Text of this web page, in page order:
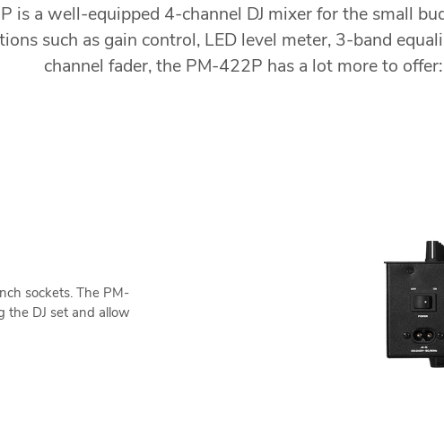
is a well-equipped 4-channel DJ mixer for the small
such as gain control, LED level meter, 3-band
channel fader, the PM-422P has a lot more to offer:
sockets. The PM-
the DJ set and allow